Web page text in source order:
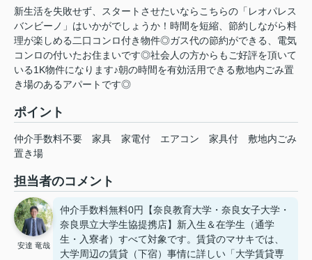
新生活を失敗せず、スタートさせたいならこちらの「レオパレス
バンビーノ」はいかがでしょうか！時間を短縮、節約しながら料
理が楽しめる二口コンロ付き物件◎ガス代の節約ができる、電気
コンロの付いたお住まいです◎社会人の方からもご好評を頂いて
いる1K物件になります♪朝の時間を有効活用できる敷地内ごみ置
き場のあるアパートです◎
ポイント
仲介手数料不要 家具 家電付 エアコン 家具付
敷地内ごみ
置き場
担当者のコメント
安達 竜哉
仲介手数料無料0円【奈良教育大学・奈良女子大学・
奈良県立大学生協提携店】新入生＆在学生（通学
生・入寮者）すべて対象です。賃貸のマサキでは、
大学周辺の賃貸（下宿）事情に詳しい「大学賃貸専